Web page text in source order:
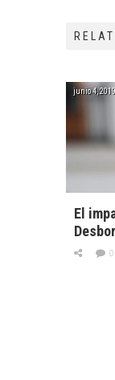
junio 4, 2019
El
0